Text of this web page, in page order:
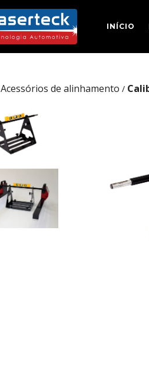
INÍCIO
Acessórios de alinhamento /